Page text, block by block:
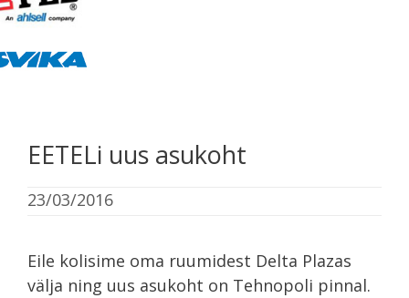
EETELi uus asukoht
23/03/2016
Eile kolisime oma ruumidest Delta Plazas
välja ning uus asukoht on Tehnopoli pinnal.